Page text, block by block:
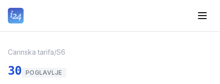
Carinska tarifa/S6
30 POGLAVLJE